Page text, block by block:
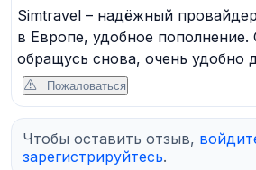
Simtravel – надёжный
в Европе, удобное пополнение.
обращусь снова, очень удобно
Пожаловаться
Чтобы оставить отзыв,
зарегистрируйтесь.